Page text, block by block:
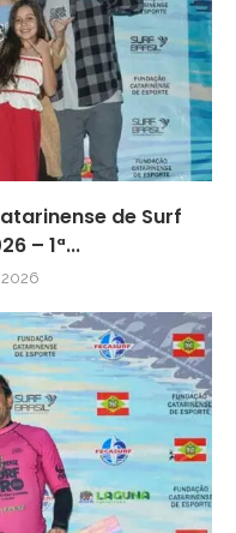
de Surf
– 1ª...
2026